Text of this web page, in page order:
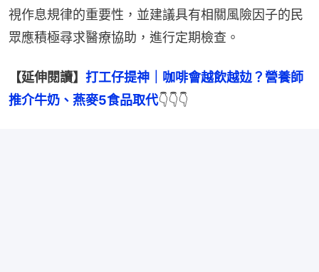
視作息規律的重要性，並建議具有相關風險因子的民
眾應積極尋求醫療協助，進行定期檢查。
【延伸閱讀】 打工仔提神｜咖啡會越飲越攰？營養師
推介牛奶、燕麥5食品取代👇👇👇